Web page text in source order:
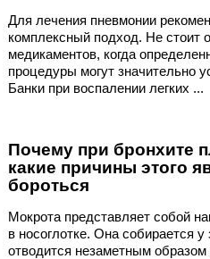
Для лечения пневмонии
комплексный подход. Не стоит
медикаментов, когда
процедуры могут значительно
Банки при воспалении легких ...
Почему при бронхите
какие причины этого
бороться
Мокрота представляет собой
в носоглотке. Она собирается
отводится незаметным